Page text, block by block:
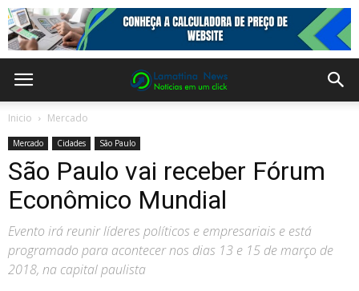
Inicio Mercado
Mercado Cidades São Paulo
São Paulo vai receber Fórum
Econômico Mundial
Evento irá reunir líderes políticos e empresariais e está
programado para acontecer nos dias 13 e 15 de março de
2018, na capital paulista